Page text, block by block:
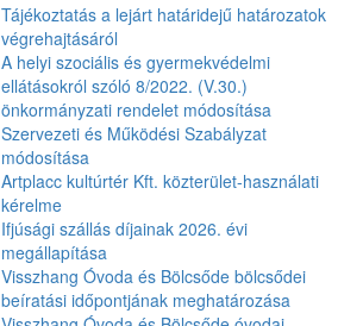
Tájékoztatás a lejárt határidejű határozatok
végrehajtásáról
A helyi szociális és gyermekvédelmi
ellátásokról szóló 8/2022. (V.30.)
önkormányzati rendelet módosítása
Szervezeti és Működési Szabályzat
módosítása
Artplacc kultúrtér Kft. közterület-használati
kérelme
Ifjúsági szállás díjainak 2026. évi
megállapítása
Visszhang Óvoda és Bölcsőde bölcsődei
beíratási időpontjának meghatározása